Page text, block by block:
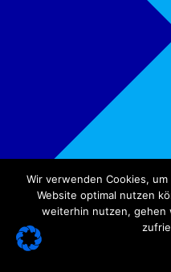
Wir verwenden Cookies,
Website optimal nutzen
weiterhin nutzen, gehen